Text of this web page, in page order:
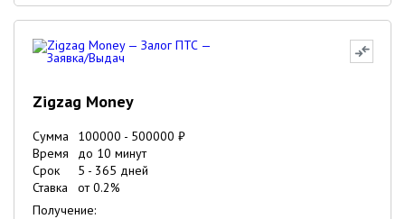
Zigzag Money
Сумма 100000 - 500000 ₽
Время
до 10 минут
Срок
5 - 365 дней
Ставка
от0.2%
Получение: